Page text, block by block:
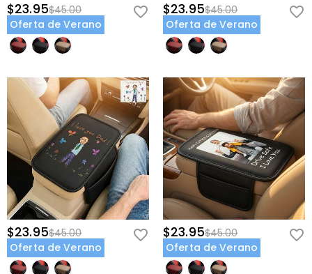
$23.95$45.00
Oferta de Verano
$23.95$45.00
Oferta de Verano
$23.95$45.00
Oferta de Verano
$23.95$45.00
Oferta de Verano